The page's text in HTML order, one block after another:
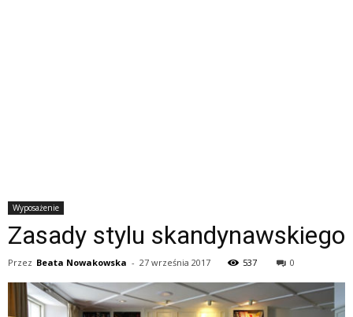
Wyposażenie
Zasady stylu skandynawskiego
Przez Beata Nowakowska - 27 września 2017 537 0